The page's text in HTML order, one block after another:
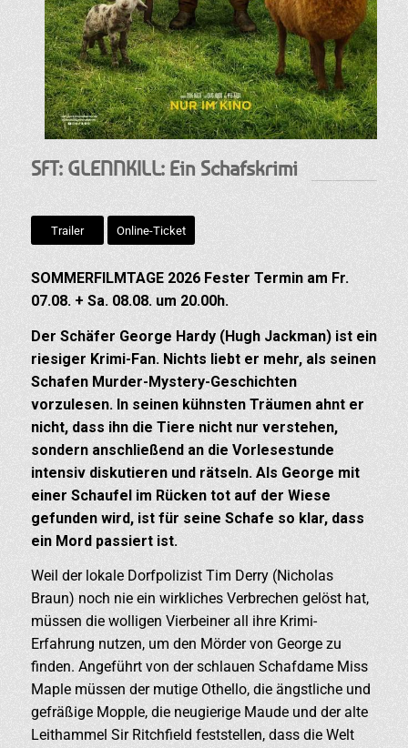
SFT: GLENNKILL: Ein Schafskrimi
Trailer Online-Ticket
SOMMERFILMTAGE 2026 Fester Termin am Fr.
07.08. + Sa. 08.08. um 20.00h.
Der Schäfer George Hardy (Hugh Jackman) ist ein
riesiger Krimi-Fan. Nichts liebt er mehr, als seinen
Schafen Murder-Mystery-Geschichten
vorzulesen. In seinen kühnsten Träumen ahnt er
nicht, dass ihn die Tiere nicht nur verstehen,
sondern anschließend an die Vorlesestunde
intensiv diskutieren und rätseln. Als George mit
einer Schaufel im Rücken tot auf der Wiese
gefunden wird, ist für seine Schafe so klar, dass
ein Mord passiert ist.
Weil der lokale Dorfpolizist Tim Derry (Nicholas
Braun) noch nie ein wirkliches Verbrechen gelöst hat,
müssen die wolligen Vierbeiner all ihre Krimi-
Erfahrung nutzen, um den Mörder von George zu
finden. Angeführt von der schlauen Schafdame Miss
Maple müssen der mutige Othello, die ängstliche und
gefräßige Mopple, die neugierige Maude und der alte
Leithammel Sir Ritchfield feststellen, dass die Welt